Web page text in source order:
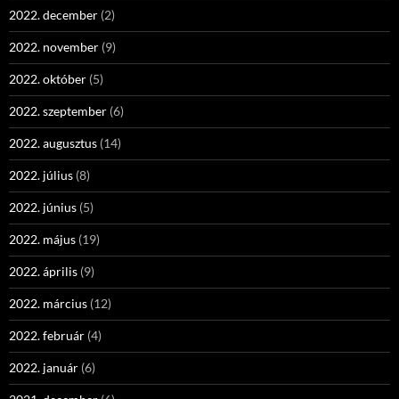
2022. december (2)
2022. november (9)
2022. október (5)
2022. szeptember (6)
2022. augusztus (14)
2022. július (8)
2022. június (5)
2022. május (19)
2022. április (9)
2022. március (12)
2022. február (4)
2022. január (6)